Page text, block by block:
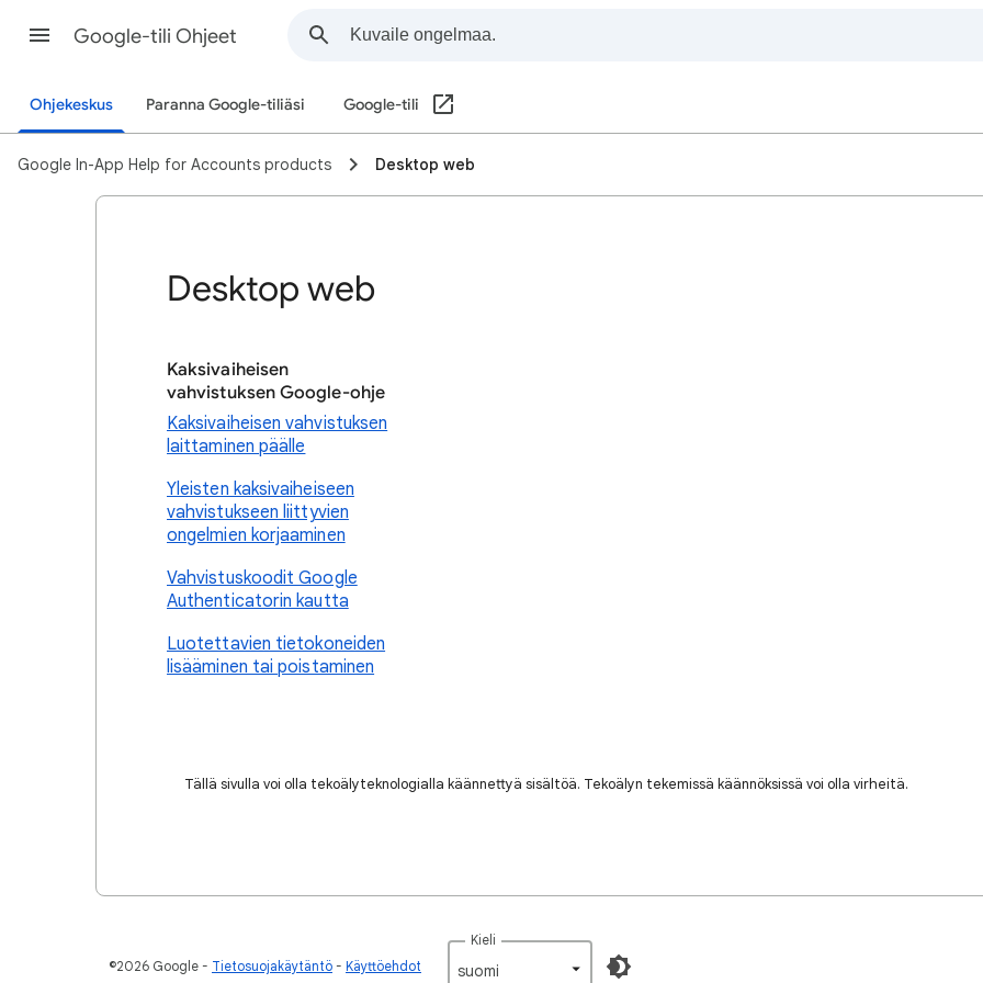
Google-tili Ohjeet
Ohjekeskus Paranna Google-tiliäsi Google-tili
Google In-App Help for Accounts products Desktop web
Desktop web
Kaksivaiheisen
vahvistuksen Google-ohje
Kaksivaiheisen vahvistuksen
laittaminen päälle
Yleisten kaksivaiheiseen
vahvistukseen liittyvien
ongelmien korjaaminen
Vahvistuskoodit Google
Authenticatorin kautta
Luotettavien tietokoneiden
lisääminen tai poistaminen
Tällä sivulla voi olla tekoälyteknologialla käännettyä sisältöä. Tekoälyn tekemissä käännöksissä voi olla virheitä.
©2026 Google Tietosuojakäytäntö Käyttöehdot
Kieli
suomi‎